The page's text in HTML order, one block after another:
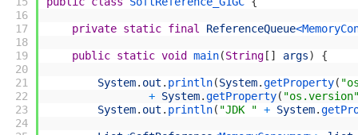
16
17
18
19
20
21
22
23
24
private static final ReferenceQueue
public static void main(String [ ] args) {
System. out . println(System.getProperty(
+ System.getProperty(
System. out . println( "JDK " + System.